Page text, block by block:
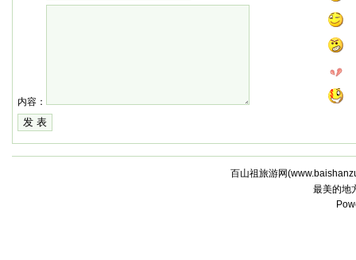
内容：
百山祖旅游网(
最美的地